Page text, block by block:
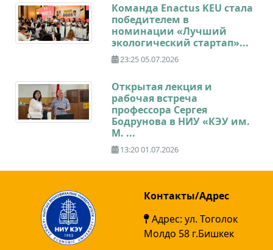
Команда Enactus KEU стала
победителем в
номинации «Лучший
экологический стартап»...
23:25 05.07.2026
Открытая лекция и
рабочая встреча
профессора Сергея
Бодрунова в НИУ «КЭУ им.
М. ...
13:20 01.07.2026
Контакты/Адрес
Адрес: ул. Тоголок
Молдо 58 г.Бишкек